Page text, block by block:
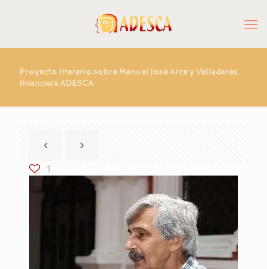
Proyecto literario sobre Manuel José Arce y Valladares,
financiará ADESCA
1